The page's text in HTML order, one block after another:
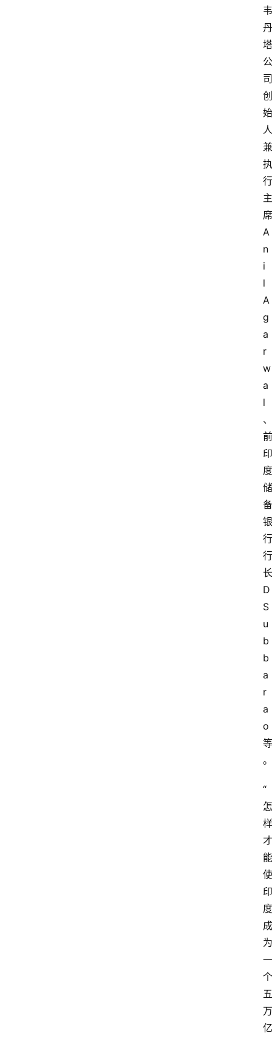
韦
丹
塔
公
司
创
始
人
兼
执
行
主
席
A
n
i
l
A
g
a
r
w
a
l
、
前
印
度
储
备
银
行
行
长
D
S
u
b
b
a
r
a
o
等
。
“
怎
样
才
能
使
印
度
成
为
一
个
五
万
亿